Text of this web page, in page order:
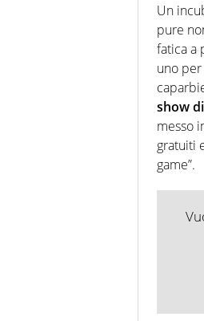
Un
pure
fatica a
uno
show
messo
gratuiti
game”.